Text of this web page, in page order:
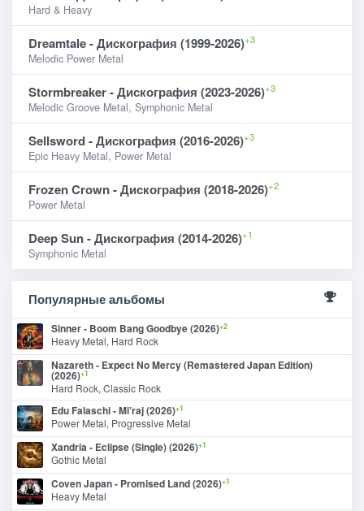
Hard & Heavy
Dreamtale - Дискография (1999-2026)+3
Melodic Power Metal
Stormbreaker - Дискография (2023-2026)+3
Melodic Groove Metal, Symphonic Metal
Sellsword - Дискография (2016-2026)+3
Epic Heavy Metal, Power Metal
Frozen Crown - Дискография (2018-2026)+2
Power Metal
Deep Sun - Дискография (2014-2026)+1
Symphonic Metal
Популярные альбомы
Sinner - Boom Bang Goodbye (2026)+2
Heavy Metal, Hard Rock
Nazareth - Expect No Mercy (Remastered Japan Edition)
(2026)+1
Hard Rock, Classic Rock
Edu Falaschi - Mi’raj (2026)+1
Power Metal, Progressive Metal
Xandria - Eclipse (Single) (2026)+1
Gothic Metal
Coven Japan - Promised Land (2026)+1
Heavy Metal